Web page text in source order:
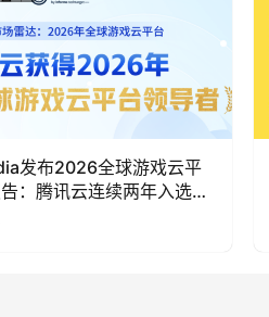
发布2026全球游戏云平
：腾讯云连续两年入选